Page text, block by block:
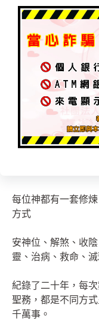
也不知道去做什麼
下去海邊找他的法
品，結果下去看很
漂流木其中一隻指
師尊早已找好等著
為何神器如此多：
每位神都有一套修
方式
安神位、解煞、收
靈、治病、救命、
紀錄了二十年，每
聖務，都是不同方
千萬事。